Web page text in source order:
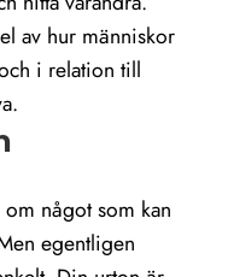
av hur människor
i relation till
något som kan
egentligen